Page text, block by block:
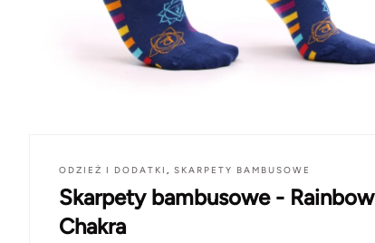
ODZIEŻ I DODATKI , SKARPETY BAMBUSOWE
Skarpety bambusowe - Rainbow
Chakra